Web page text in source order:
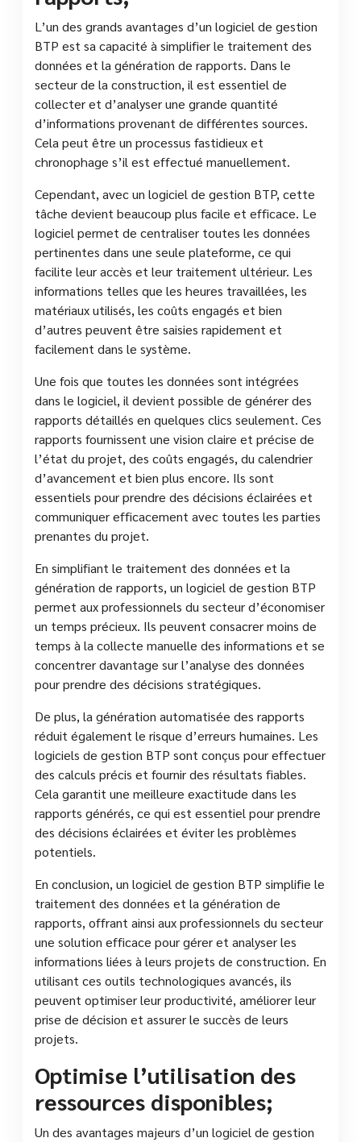
L’un des grands avantages d’un logiciel de gestion
BTP est sa capacité à simplifier le traitement des
données et la génération de rapports. Dans le
secteur de la construction, il est essentiel de
collecter et d’analyser une grande quantité
d’informations provenant de différentes sources.
Cela peut être un processus fastidieux et
chronophage s’il est effectué manuellement.
Cependant, avec un logiciel de gestion BTP, cette
tâche devient beaucoup plus facile et efficace. Le
logiciel permet de centraliser toutes les données
pertinentes dans une seule plateforme, ce qui
facilite leur accès et leur traitement ultérieur. Les
informations telles que les heures travaillées, les
matériaux utilisés, les coûts engagés et bien
d’autres peuvent être saisies rapidement et
facilement dans le système.
Une fois que toutes les données sont intégrées
dans le logiciel, il devient possible de générer des
rapports détaillés en quelques clics seulement. Ces
rapports fournissent une vision claire et précise de
l’état du projet, des coûts engagés, du calendrier
d’avancement et bien plus encore. Ils sont
essentiels pour prendre des décisions éclairées et
communiquer efficacement avec toutes les parties
prenantes du projet.
En simplifiant le traitement des données et la
génération de rapports, un logiciel de gestion BTP
permet aux professionnels du secteur d’économiser
un temps précieux. Ils peuvent consacrer moins de
temps à la collecte manuelle des informations et se
concentrer davantage sur l’analyse des données
pour prendre des décisions stratégiques.
De plus, la génération automatisée des rapports
réduit également le risque d’erreurs humaines. Les
logiciels de gestion BTP sont conçus pour effectuer
des calculs précis et fournir des résultats fiables.
Cela garantit une meilleure exactitude dans les
rapports générés, ce qui est essentiel pour prendre
des décisions éclairées et éviter les problèmes
potentiels.
En conclusion, un logiciel de gestion BTP simplifie le
traitement des données et la génération de
rapports, offrant ainsi aux professionnels du secteur
une solution efficace pour gérer et analyser les
informations liées à leurs projets de construction. En
utilisant ces outils technologiques avancés, ils
peuvent optimiser leur productivité, améliorer leur
prise de décision et assurer le succès de leurs
projets.
Optimise l’utilisation des
ressources disponibles;
Un des avantages majeurs d’un logiciel de gestion